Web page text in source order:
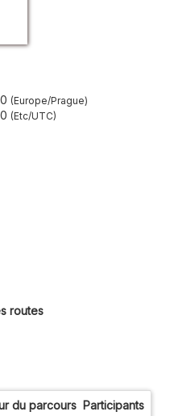
Europe/Prague
Etc/UTC
routes
du parcours Participants